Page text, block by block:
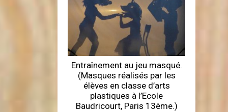
Entraînement au jeu masqué.
(Masques réalisés par les
élèves en classe d’arts
plastiques à l’Ecole
Baudricourt, Paris 13ème.)